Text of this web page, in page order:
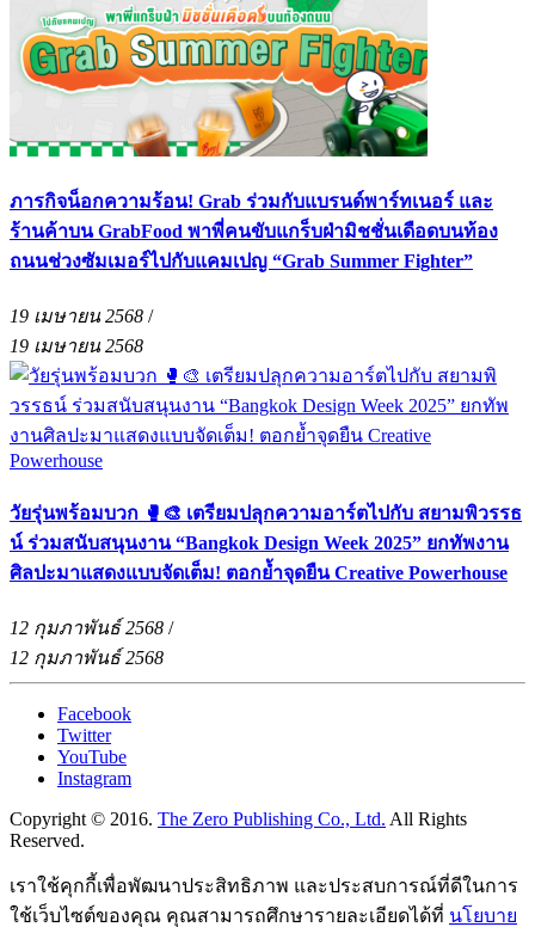
ภารกิจน็อกความร้อน! Grab ร่วมกับแบรนด์พาร์ทเนอร์ และ
ร้านค้าบน GrabFood พาพี่คนขับแกร็บฝ่ามิชชั่นเดือดบนท้อง
ถนนช่วงซัมเมอร์ไปกับแคมเปญ “Grab Summer Fighter”
19 เมษายน 2568 /
19 เมษายน 2568
วัยรุ่นพร้อมบวก 🥊🎨 เตรียมปลุกความอาร์ตไปกับ สยามพิวรรธ
น์ ร่วมสนับสนุนงาน “Bangkok Design Week 2025” ยกทัพงาน
ศิลปะมาแสดงแบบจัดเต็ม! ตอกย้ำจุดยืน Creative Powerhouse
12 กุมภาพันธ์ 2568 /
12 กุมภาพันธ์ 2568
Facebook
Twitter
YouTube
Instagram
Copyright © 2016. The Zero Publishing Co., Ltd. All Rights
Reserved.
เราใช้คุกกี้เพื่อพัฒนาประสิทธิภาพ และประสบการณ์ที่ดีในการ
ใช้เว็บไซต์ของคุณ คุณสามารถศึกษารายละเอียดได้ที่ นโยบาย